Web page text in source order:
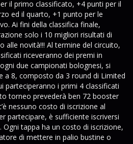
il primo classificato, +4 punti per il
ed il quarto, +1 punto per le
Ai fini della classifica finale,
solo i 10 migliori risultati di
alle novità!!! Al termine del circuito,
riceveranno dei premi in
due campionati bolognesi, si
a 8, composto da 3 round di Limited
parteciperanno i primi 4 classificati
torneo prevederà ben 72 booster
nessuno costo di iscrizione al
partecipare, è sufficiente iscriversi
tappa ha un costo di iscrizione,
di mettere in palio bustine o